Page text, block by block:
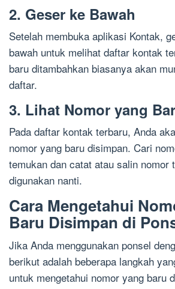
2. Geser ke Bawah
Setelah membuka aplikasi Kontak,
bawah untuk melihat daftar kontak
baru ditambahkan biasanya akan
daftar.
3. Lihat Nomor yang
Pada daftar kontak terbaru, Anda
nomor yang baru disimpan. Cari
temukan dan catat atau salin nomor
digunakan nanti.
Cara Mengetahui
Baru Disimpan di
Jika Anda menggunakan ponsel
berikut adalah beberapa langkah
untuk mengetahui nomor yang baru